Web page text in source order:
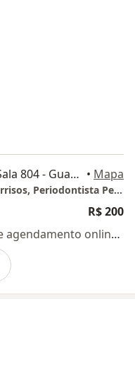
Av. Barão de Itapura, 1518 - Sala 804 - Guanabara, Campinas • Mapa
Dr. Rafael Chati- Salvador de Sorrisos, Periodontista Periodiária Extraordinário, Odonto Geriatra e Perito Judicial
R$ 200
Esse especialista não oferece agendamento online para esse endereço.